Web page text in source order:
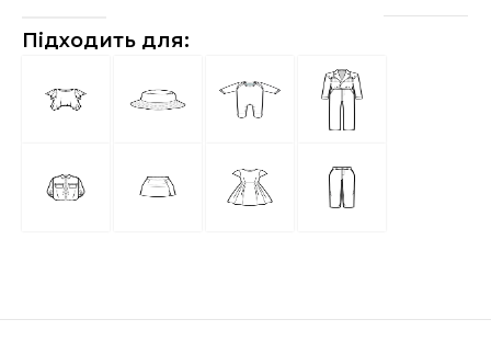
Підходить для: